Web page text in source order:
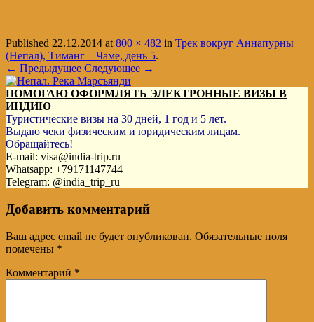
Published 22.12.2014 at800 × 482 in Трек вокруг Аннапурны
(Непал), Тиманг – Чаме, день 5.
← Предыдущее Следующее →
ПОМОГАЮ ОФОРМЛЯТЬ ЭЛЕКТРОННЫЕ ВИЗЫ В
ИНДИЮ
Туристические визы на 30 дней, 1 год и 5 лет.
Выдаю чеки физическим и юридическим лицам.
Обращайтесь!
E-mail: visa@india-trip.ru
Whatsapp: +79171147744
Telegram: @india_trip_ru
Добавить комментарий
Ваш адрес email не будет опубликован. Обязательные поля
помечены *
Комментарий *